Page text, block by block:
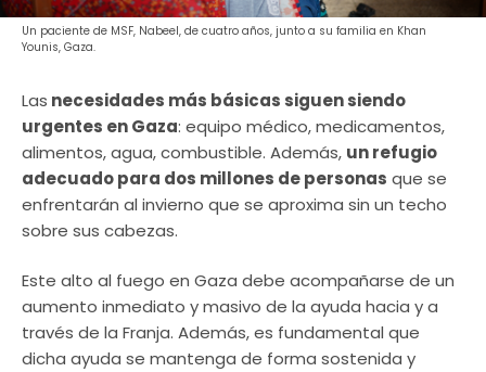
Un paciente de MSF, Nabeel, de cuatro años, junto a su familia en Khan
Younis, Gaza.
Las necesidades más básicas siguen siendo
urgentes en Gaza: equipo médico, medicamentos,
alimentos, agua, combustible. Además, un refugio
adecuado para dos millones de personas que se
enfrentarán al invierno que se aproxima sin un techo
sobre sus cabezas.
Este alto al fuego en Gaza debe acompañarse de un
aumento inmediato y masivo de la ayuda hacia y a
través de la Franja. Además, es fundamental que
dicha ayuda se mantenga de forma sostenida y